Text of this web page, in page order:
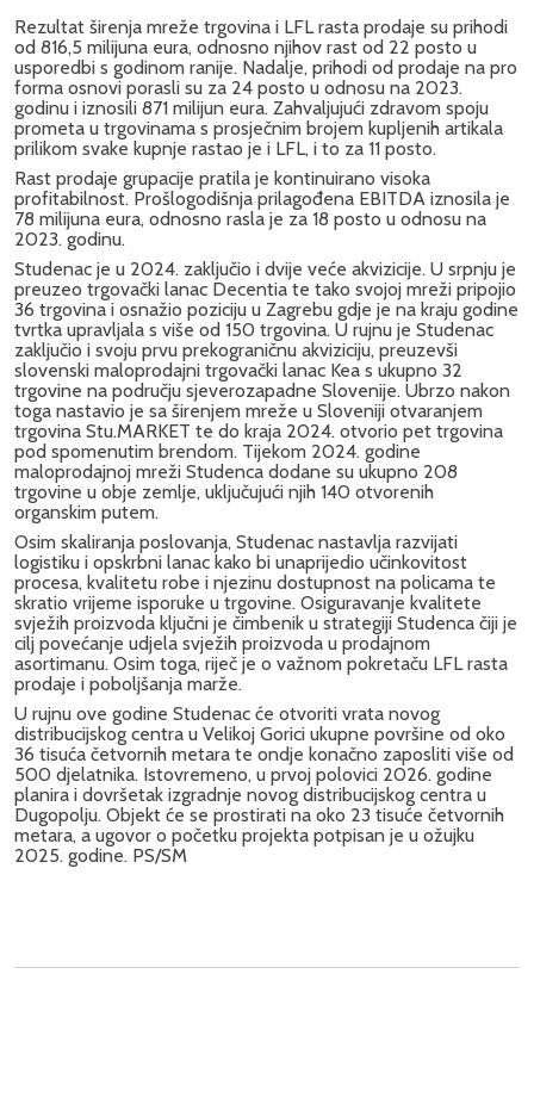
Rezultat širenja mreže trgovina i LFL rasta prodaje su prihodi
od 816,5 milijuna eura, odnosno njihov rast od 22 posto u
usporedbi s godinom ranije. Nadalje, prihodi od prodaje na pro
forma osnovi porasli su za 24 posto u odnosu na 2023.
godinu i iznosili 871 milijun eura. Zahvaljujući zdravom spoju
prometa u trgovinama s prosječnim brojem kupljenih artikala
prilikom svake kupnje rastao je i LFL, i to za 11 posto.
Rast prodaje grupacije pratila je kontinuirano visoka
profitabilnost. Prošlogodišnja prilagođena EBITDA iznosila je
78 milijuna eura, odnosno rasla je za 18 posto u odnosu na
2023. godinu.
Studenac je u 2024. zaključio i dvije veće akvizicije. U srpnju je
preuzeo trgovački lanac Decentia te tako svojoj mreži pripojio
36 trgovina i osnažio poziciju u Zagrebu gdje je na kraju godine
tvrtka upravljala s više od 150 trgovina. U rujnu je Studenac
zaključio i svoju prvu prekograničnu akviziciju, preuzevši
slovenski maloprodajni trgovački lanac Kea s ukupno 32
trgovine na području sjeverozapadne Slovenije. Ubrzo nakon
toga nastavio je sa širenjem mreže u Sloveniji otvaranjem
trgovina Stu.MARKET te do kraja 2024. otvorio pet trgovina
pod spomenutim brendom. Tijekom 2024. godine
maloprodajnoj mreži Studenca dodane su ukupno 208
trgovine u obje zemlje, uključujući njih 140 otvorenih
organskim putem.
Osim skaliranja poslovanja, Studenac nastavlja razvijati
logistiku i opskrbni lanac kako bi unaprijedio učinkovitost
procesa, kvalitetu robe i njezinu dostupnost na policama te
skratio vrijeme isporuke u trgovine. Osiguravanje kvalitete
svježih proizvoda ključni je čimbenik u strategiji Studenca čiji je
cilj povećanje udjela svježih proizvoda u prodajnom
asortimanu. Osim toga, riječ je o važnom pokretaču LFL rasta
prodaje i poboljšanja marže.
U rujnu ove godine Studenac će otvoriti vrata novog
distribucijskog centra u Velikoj Gorici ukupne površine od oko
36 tisuća četvornih metara te ondje konačno zaposliti više od
500 djelatnika. Istovremeno, u prvoj polovici 2026. godine
planira i dovršetak izgradnje novog distribucijskog centra u
Dugopolju. Objekt će se prostirati na oko 23 tisuće četvornih
metara, a ugovor o početku projekta potpisan je u ožujku
2025. godine. PS/SM